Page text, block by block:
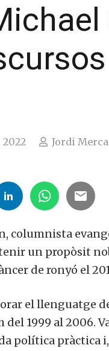
2022 Jordi
columnista
un propòsit
de ronyó el
el llenguatge
del 1999 al
política pràctica